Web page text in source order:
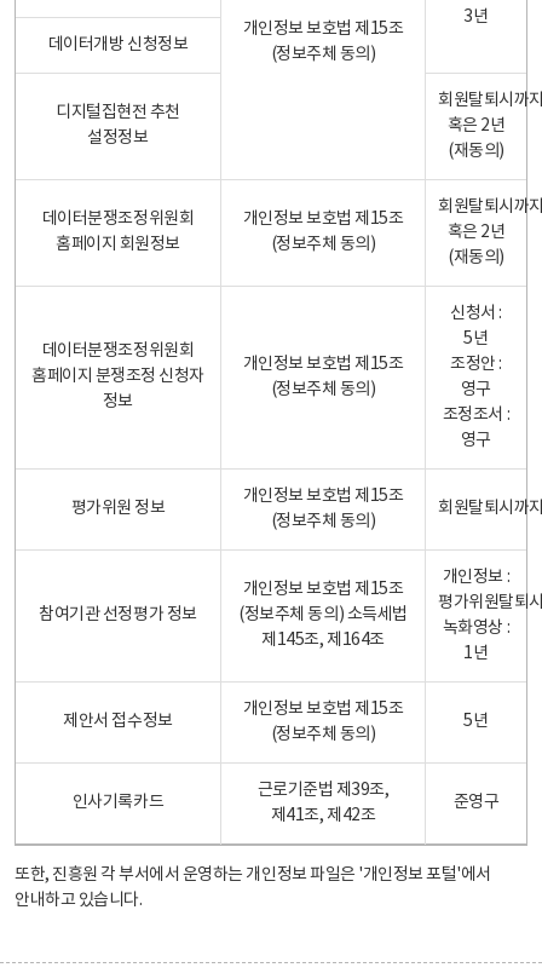
개인정보 보호법 제15조
(정보주체 동의)
3년
데이터개방 신청정보
디지털집현전 추천
설정정보
회원탈퇴시까
혹은 2년
(재동의)
데이터분쟁조정위원회
홈페이지 회원정보
개인정보 보호법 제15조
(정보주체 동의)
회원탈퇴시까
혹은 2년
(재동의)
데이터분쟁조정위원회
홈페이지 분쟁조정 신청자
정보
개인정보 보호법 제15조
(정보주체 동의)
신청서 :
5년
조정안 :
영구
조정조서 :
영구
평가위원 정보
개인정보 보호법 제15조
(정보주체 동의)
회원탈퇴시까
참여기관 선정평가 정보
개인정보 보호법 제15조
(정보주체 동의) 소득세법
제145조, 제164조
개인정보 :
평가위원탈퇴
녹화영상 :
1년
제안서 접수정보
개인정보 보호법 제15조
(정보주체 동의)
5년
인사기록카드
근로기준법 제39조,
제41조, 제42조
준영구
또한, 진흥원 각 부서에서 운영하는 개인정보 파일은 '개인정보 포털'에서
안내하고 있습니다.